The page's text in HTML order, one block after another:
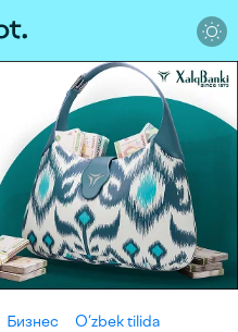
Бизнес O‘zbek tilida